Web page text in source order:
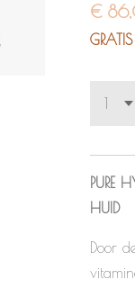
€
PURE
HUID
Door